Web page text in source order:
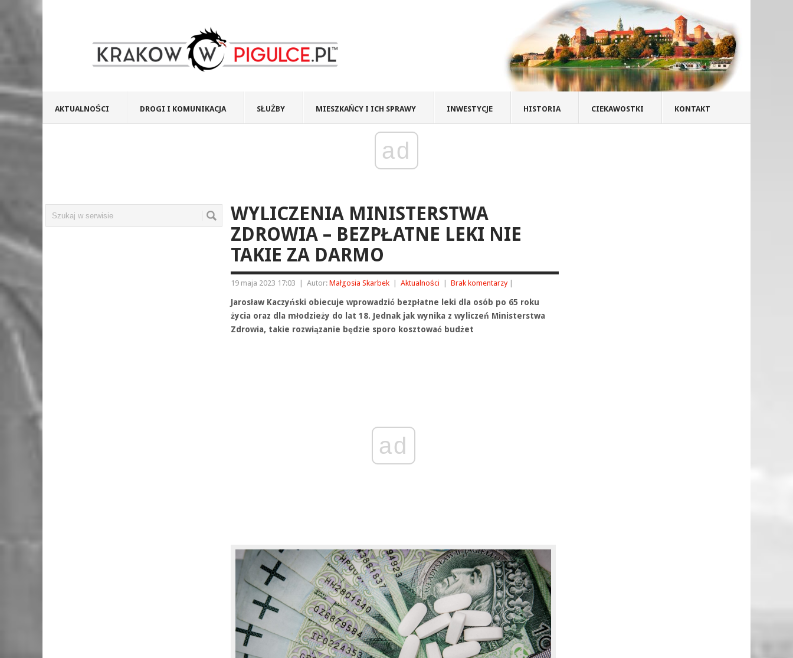
AKTUALNOŚCI DROGI I KOMUNIKACJA SŁUŻBY MIESZKAŃCY I ICH SPRAWY INWESTYCJE HISTORIA CIEKAWOSTKI KONTAKT
ad
WYLICZENIA MINISTERSTWA
ZDROWIA – BEZPŁATNE LEKI NIE
TAKIE ZA DARMO
19 maja 2023 17:03 Autor: Małgosia Skarbek Aktualności Brak komentarzy
Jarosław Kaczyński obiecuje wprowadzić bezpłatne leki dla osób po 65 roku
życia oraz dla młodzieży do lat 18. Jednak jak wynika z wyliczeń Ministerstwa
Zdrowia, takie rozwiązanie będzie sporo kosztować budżet
ad